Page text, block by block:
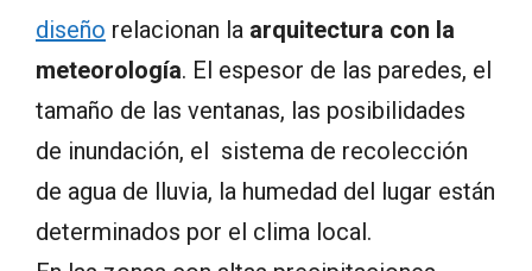
diseño relacionan la arquitectura con la
meteorología. El espesor de las paredes, el
tamaño de las ventanas, las posibilidades
de inundación, el sistema de recolección
de agua de lluvia, la humedad del lugar están
determinados por el clima local.